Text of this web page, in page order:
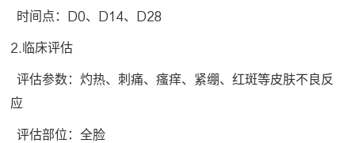
时间点：D0、D14、D28
2.临床评估
评估参数：灼热、刺痛、瘙痒、紧绷、红斑等皮肤不良反
应
评估部位：全脸